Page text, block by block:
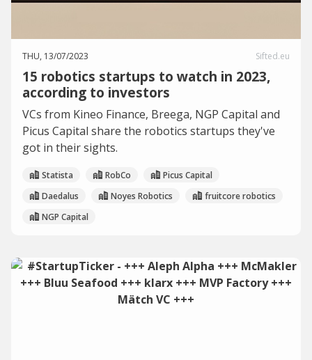
THU, 13/07/2023 Sifted.eu
15 robotics startups to watch in 2023,
according to investors
VCs from Kineo Finance, Breega, NGP Capital and
Picus Capital share the robotics startups they've
got in their sights.
Statista RobCo
Picus Capital
Daedalus
Noyes Robotics
fruitcore robotics
NGP Capital